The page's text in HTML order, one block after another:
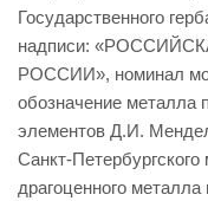
Государственного
надписи:
РОССИИ», номинал
обозначение металла
элементов Д.И.
Санкт-
драгоценного металла